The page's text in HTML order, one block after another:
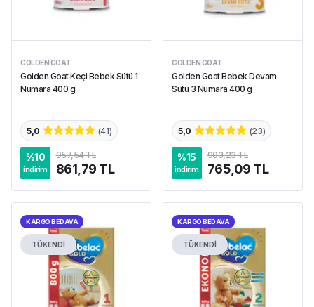
GOLDEN GOAT
Golden Goat Keçi Bebek Sütü 1
Numara 400 g
5,0 (41)
%10
indirim
957,54 TL
861,79 TL
GOLDEN GOAT
Golden Goat Bebek Devam
Sütü 3 Numara 400 g
5,0 (23)
%15
indirim
903,23 TL
765,09 TL
KARGO BEDAVA
TÜKENDİ
KARGO BEDAVA
TÜKENDİ